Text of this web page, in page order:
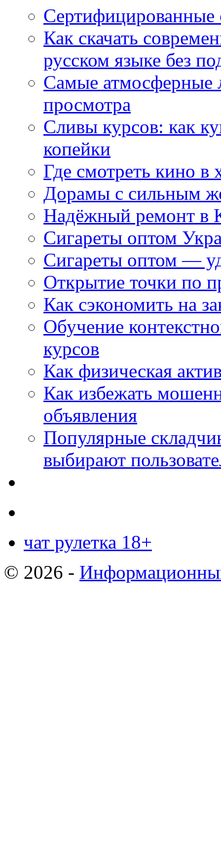
Как скачать
русском языке без
Самые атмосферные
просмотра
Сливы курсов: как
копейки
Где смотреть кино в
Дорамы с сильным
Надёжный ремонт в
Сигареты оптом
Сигареты оптом —
Открытие точки по
Как сэкономить на
Обучение
курсов
Как физическая
Как избежать
объявления
Популярные
выбирают
чат рулетка 18+
© 2026 -